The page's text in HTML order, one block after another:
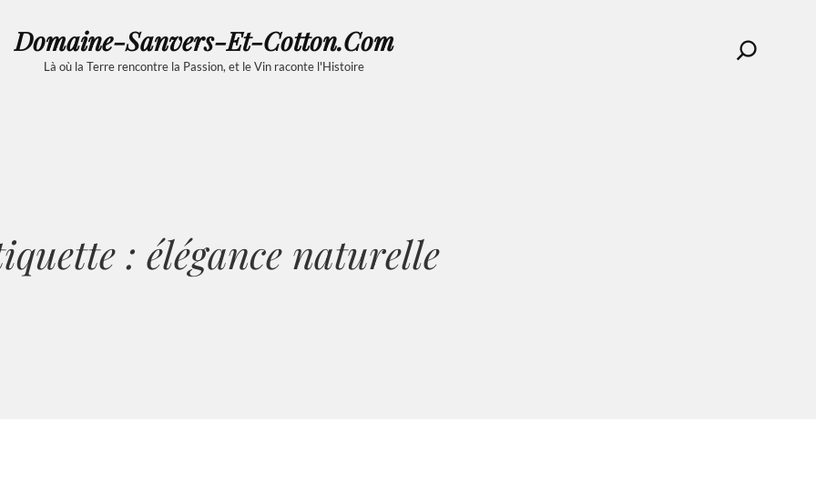
Domaine-Sanvers-Et-Cotton.com
Là où la Terre rencontre la Passion, et le Vin raconte l'Histoire
Search
: élégance naturelle